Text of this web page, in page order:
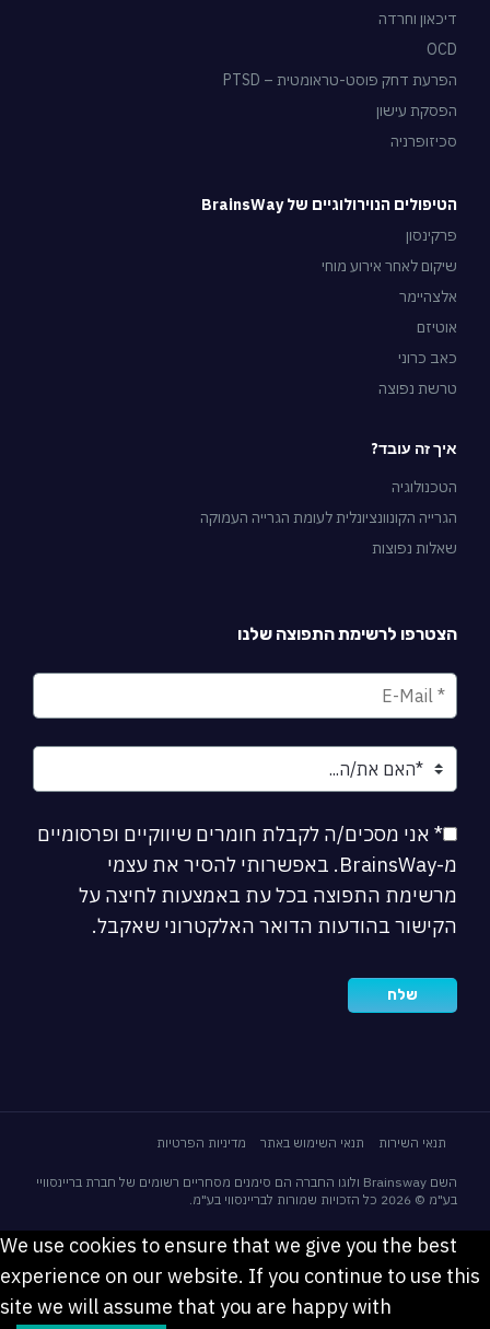
דיכאון וחרדה
OCD
הפרעת דחק פוסט-טראומטית – PTSD
הפסקת עישון
סכיזופרניה
הטיפולים הנוירולוגיים של BrainsWay
פרקינסון
שיקום לאחר אירוע מוחי
אלצהיימר
אוטיזם
כאב כרוני
טרשת נפוצה
איך זה עובד?
הטכנולוגיה
הגרייה הקונוונציונלית לעומת הגרייה העמוקה
שאלות נפוצות
הצטרפו לרשימת התפוצה שלנו
* אני מסכים/ה לקבלת חומרים שיווקיים ופרסומיים
מ-BrainsWay. באפשרותי להסיר את עצמי
מרשימת התפוצה בכל עת באמצעות לחיצה על
הקישור בהודעות הדואר האלקטרוני שאקבל.
תנאי השירות תנאי השימוש באתר מדיניות הפרטיות
השם Brainsway ולוגו החברה הם סימנים מסחריים רשומים של חברת בריינסוויי
בע"מ © 2026 כל הזכויות שמורות לבריינסווי בע"מ.
We use cookies to ensure that we give you the best
experience on our website. If you continue to use this
site we will assume that you are happy with